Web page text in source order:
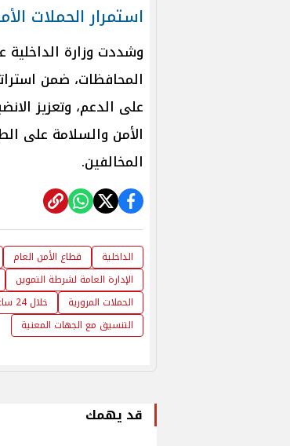
استمرار الحملات
وشددت وزارة الداخلية
المحافظات، ضمن
على الدعم، وتعزيز
الأمن والسلامة على
المخالفين.
الداخلية قطاع الأمن العام
الإدارة العامة لشرطة التموين
الحملات المرورية
خلال 24 ساعة
التنسيق مع الجهات المعنية
قد يهمك